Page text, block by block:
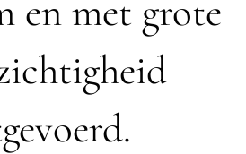
en met grote